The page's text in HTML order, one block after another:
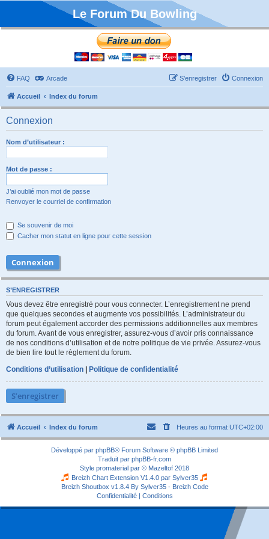
Le Forum Du Bowling
FAQ Arcade Connexion
S’enregistrer
Accueil Index du forum
Connexion
Nom d’utilisateur :
Mot de passe :
J’ai oublié mon mot de passe
Renvoyer le courriel de confirmation
Se souvenir de moi
Cacher mon statut en ligne pour cette session
S’ENREGISTRER
Vous devez être enregistré pour vous connecter. L’enregistrement ne prend
que quelques secondes et augmente vos possibilités. L’administrateur du
forum peut également accorder des permissions additionnelles aux membres
du forum. Avant de vous enregistrer, assurez-vous d’avoir pris connaissance
de nos conditions d’utilisation et de notre politique de vie privée. Assurez-vous
de bien lire tout le règlement du forum.
Conditions d’utilisation | Politique de confidentialité
S’enregistrer
Accueil Index du forum Heures au format UTC+02:00
Développé par phpBB® Forum Software © phpBB Limited
Traduit par phpBB-fr.com
Style promaterial par © Mazeltof 2018
Breizh Chart Extension V1.4.0 par Sylver35
Breizh Shoutbox v1.8.4 By Sylver35 - Breizh Code
Confidentialité| Conditions